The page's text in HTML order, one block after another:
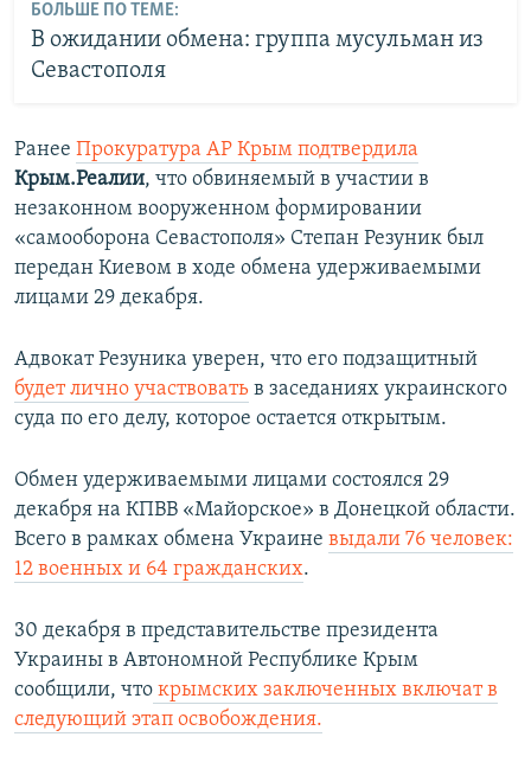
БОЛЬШЕ ПО ТЕМЕ:
В ожидании обмена: группа мусульман из
Севастополя
Ранее Прокуратура АР Крым подтвердила
Крым.Реалии, что обвиняемый в участии в
незаконном вооруженном формировании
«самооборона Севастополя» Степан Резуник был
передан Киевом в ходе обмена удерживаемыми
лицами 29 декабря.
Адвокат Резуника уверен, что его подзащитный
будет лично участвовать в заседаниях украинского
суда по его делу, которое остается открытым.
Обмен удерживаемыми лицами состоялся 29
декабря на КПВВ «Майорское» в Донецкой области.
Всего в рамках обмена Украине выдали 76 человек:
12 военных и 64 гражданских.
30 декабря в представительстве президента
Украины в Автономной Республике Крым
сообщили, что крымских заключенных включат в
следующий этап освобождения.